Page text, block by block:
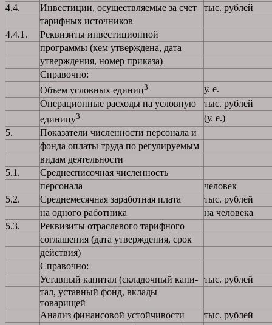
4.4.
Инвестиции, осуществляемые за счет
тыс. рублей
тарифных источников
4.4.1.
Реквизиты инвестиционной
программы (кем утверждена, дата
утверждения, номер приказа)
Справочно:
Объем условных единиц3
у. е.
Операционные расходы на условную
тыс. рублей
единицу3
(у. е.)
5.
Показатели численности персонала и
фонда оплаты труда по регулируемым
видам деятельности
5.1.
Среднесписочная численность
персонала
человек
5.2.
Среднемесячная заработная плата
тыс. рублей
на одного работника
на человека
5.3.
Реквизиты отраслевого тарифного
соглашения (дата утверждения, срок
действия)
Справочно:
Уставный капитал (складочный капи- тыс. рублей
тал, уставный фонд, вклады
товарищей
Анализ финансовой устойчивости
тыс. рублей